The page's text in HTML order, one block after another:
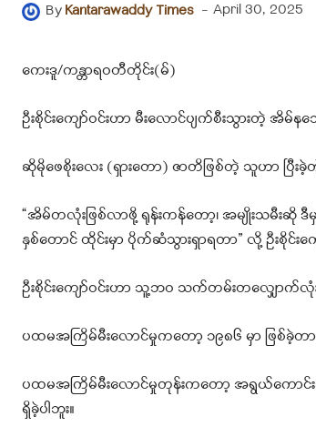
ByKantarawaddy Times - April 30, 2025
ကေးဒူ/ကန္တာရဝတီတိုင်း(မ်)
ဦးစိုင်းကျော်ဝင်းဟာ မီးလောင်ပျက်စီးသွားတဲ့ အိ
ဆိုမိုဖေစိုးလေး (ရှားတော) ဇာတိဖြစ်တဲ့ သူဟာ ပြီ
“အိမ်တလုံးဖြစ်လာဖို့ ရုန်းကန်တော့၊ အမျိုးသမီးဆို
နှစ်တောင် ထိုင်းမှာ ပိုက်ဆံသွားရှာရတာ” လို့ ဦးစိုင်း
ဦးစိုင်းကျော်ဝင်းဟာ သူ့ဘဝ သက်တမ်းတလျှောက်
ပထမအကြိမ်မီးလောင်မှုကတော့ ၁၉၈၆ မှာ ဖြစ်ခဲ့တာ
ပထမအကြိမ်မီးလောင်မှုတုန်းကတော့ အရွယ်ကောင်
ရှိခဲ့ပါဘူး။